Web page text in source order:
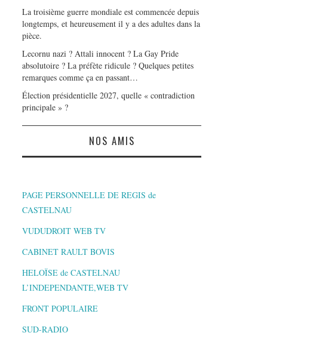
La troisième guerre mondiale est commencée depuis
longtemps, et heureusement il y a des adultes dans la
pièce.
Lecornu nazi ? Attali innocent ? La Gay Pride
absolutoire ? La préfète ridicule ? Quelques petites
remarques comme ça en passant…
Élection présidentielle 2027, quelle « contradiction
principale » ?
NOS AMIS
PAGE PERSONNELLE DE REGIS de
CASTELNAU
VUDUDROIT WEB TV
CABINET RAULT BOVIS
HELOÏSE de CASTELNAU
L’INDEPENDANTE,WEB TV
FRONT POPULAIRE
SUD-RADIO